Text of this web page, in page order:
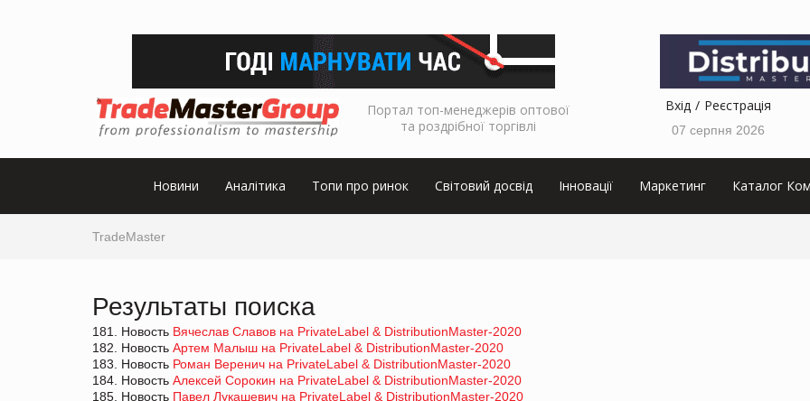
Портал топ-менеджерів оптової
та роздрібної торгівлі
Вхід Реєстрація
07 серпня 2026
Новини Аналітика Топи про ринок Світовий досвід Інновації Маркетинг Каталог
TradeMaster
Результаты поиска
181. Новость Вячеслав Славов на PrivateLabel & DistributionMaster-2020
182. Новость Артем Малыш на PrivateLabel & DistributionMaster-2020
183. Новость Роман Веренич на PrivateLabel & DistributionMaster-2020
184. Новость Алексей Сорокин на PrivateLabel & DistributionMaster-2020
185. Новость Павел Лукашевич на PrivateLabel & DistributionMaster-2020